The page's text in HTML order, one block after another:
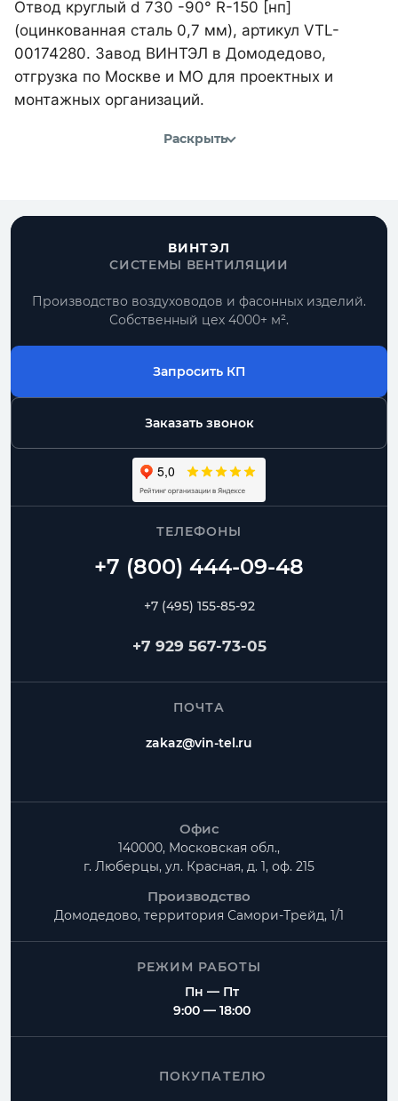
Отвод круглый d 730 -90° R-150 [нп]
(оцинкованная сталь 0,7 мм), артикул VTL-
00174280. Завод ВИНТЭЛ в Домодедово,
отгрузка по Москве и МО для проектных и
монтажных организаций.
Раскрыть
ВИНТЭЛ
СИСТЕМЫ ВЕНТИЛЯЦИИ
Производство воздуховодов и фасонных изделий.
Собственный цех 4000+ м².
Запросить КП
Заказать звонок
ТЕЛЕФОНЫ
+7 (495) 155-85-92
+7 929 567-73-05
ПОЧТА
zakaz@vin-tel.ru
Офис
140000, Московская обл.,
г. Люберцы, ул. Красная, д. 1, оф. 215
Производство
Домодедово, территория Самори-Трейд, 1/1
РЕЖИМ РАБОТЫ
Пн — Пт
9:00 — 18:00
ПОКУПАТЕЛЮ